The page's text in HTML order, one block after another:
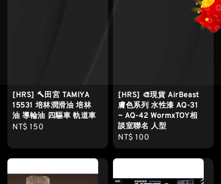
[HRS] 🔨田宮 TAMIYA
15531 培林潤滑油 培林
油 導輪油 四驅車 軌道車
Regular
NT$ 150
[HRS] 🎨現貨 AirBeast
膚色系列 水性漆 AQ-31
~ AQ-42 WormxTOY相
談室聯名 人型
Regular
price
NT$ 100